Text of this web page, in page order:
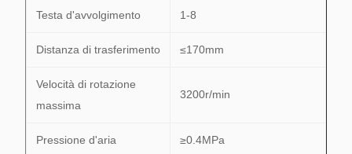
Testa d'avvolgimento 1-8
Distanza di trasferimento ≤170mm
Velocità di rotazione
massima
3200r/min
Pressione d'aria ≥0.4MPa